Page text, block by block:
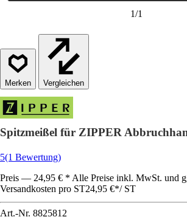
1/1
Vergleichen
Spitzmeißel für ZIPPER
5(1 Bewertung)
Preis — 24,95 € * Alle Preise inkl. MwSt. und
Versandkosten pro ST24,95 €*/ ST
Art.-Nr. 8825812